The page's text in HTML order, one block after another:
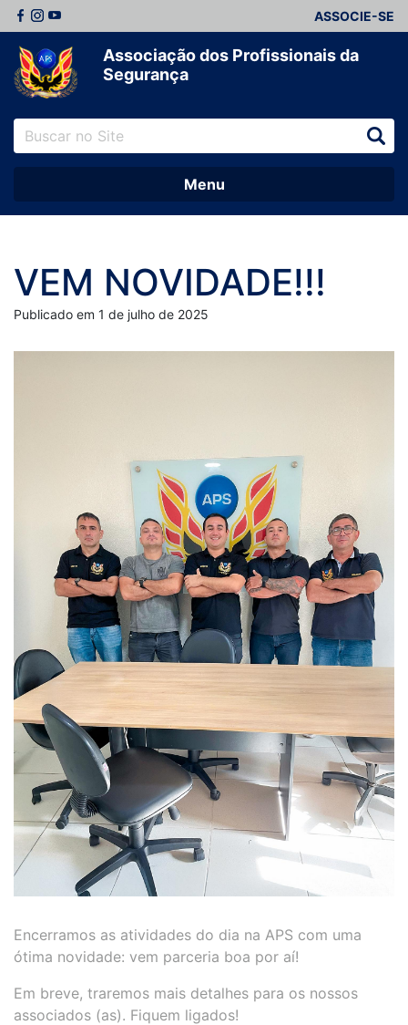
ASSOCIE-SE
Associação dos Profissionais da
Segurança
Menu
VEM NOVIDADE!!!
Publicado em 1 de julho de 2025
Encerramos as atividades do dia na APS com uma
ótima novidade: vem parceria boa por aí!
Em breve, traremos mais detalhes para os nossos
associados (as). Fiquem ligados!